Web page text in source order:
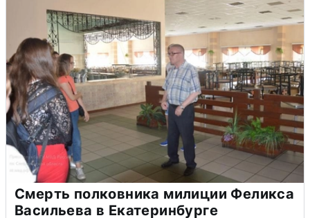
Смерть полковника милиции Феликса
Васильева в Екатеринбурге